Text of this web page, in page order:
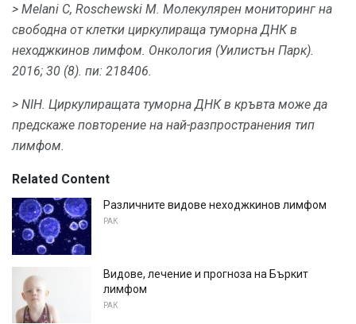
> Melani C, Roschewski M. Молекулярен мониторинг на
свободна от клетки циркулираща туморна ДНК в
неходжкинов лимфом. Онкология (Уилистън Парк).
2016; 30 (8). пи: 218406.
> NIH. Циркулиращата туморна ДНК в кръвта може да
предскаже повторение на най-разпространения тип
лимфом.
Related Content
Различните видове неходжкинов лимфом
РАК
Видове, лечение и прогноза на Бъркит
лимфом
РАК